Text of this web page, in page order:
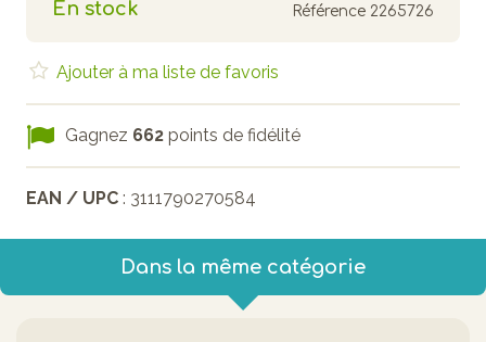
En stock Référence 2265726
Ajouter à ma liste de favoris
Gagnez 662 points de fidélité
EAN / UPC : 3111790270584
Dans la même catégorie